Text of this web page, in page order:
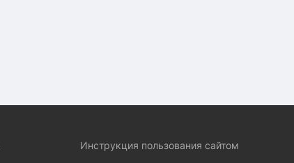
Инструкция пользования сайтом